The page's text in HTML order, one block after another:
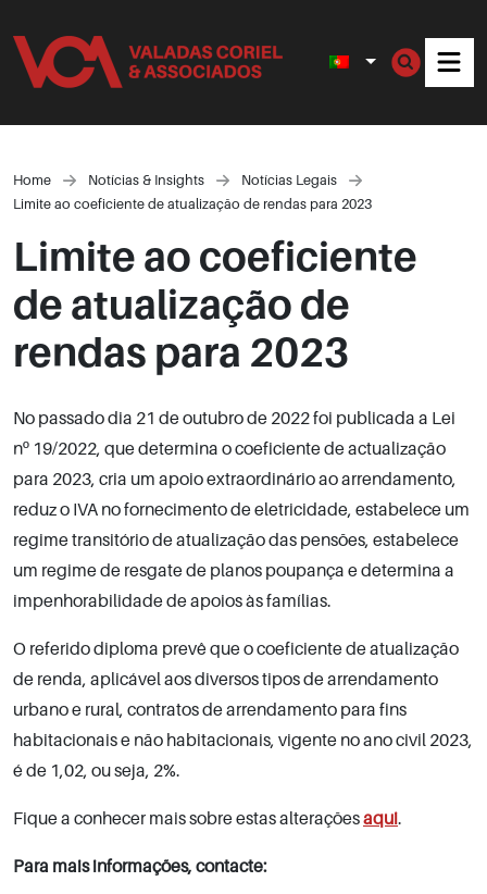
Home Notícias & Insights
Notícias Legais
Limite ao coeficiente de atualização de rendas para 2023
Limite ao coeficiente
de atualização de
rendas para 2023
No passado dia 21 de outubro de 2022 foi publicada a Lei
nº 19/2022, que determina o coeficiente de actualização
para 2023, cria um apoio extraordinário ao arrendamento,
reduz o IVA no fornecimento de eletricidade, estabelece um
regime transitório de atualização das pensões, estabelece
um regime de resgate de planos poupança e determina a
impenhorabilidade de apoios às famílias.
O referido diploma prevê que o coeficiente de atualização
de renda, aplicável aos diversos tipos de arrendamento
urbano e rural, contratos de arrendamento para fins
habitacionais e não habitacionais, vigente no ano civil 2023,
é de 1,02, ou seja, 2%.
Fique a conhecer mais sobre estas alteraçõesaqui.
Para mais informações, contacte: